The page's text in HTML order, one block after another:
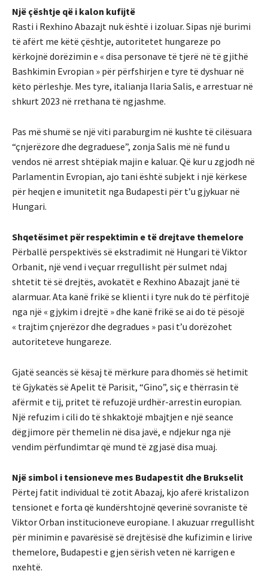
Një çështje që i kalon kufijtë
Rasti i Rexhino Abazajt nuk është i izoluar. Sipas një burimi
të afërt me këtë çështje, autoritetet hungareze po
kërkojnë dorëzimin e « disa personave të tjerë në të gjithë
Bashkimin Evropian » për përfshirjen e tyre të dyshuar në
këto përleshje. Mes tyre, italianja Ilaria Salis, e arrestuar në
shkurt 2023 në rrethana të ngjashme.
Pas më shumë se një viti paraburgim në kushte të cilësuara
“çnjerëzore dhe degraduese”, zonja Salis më në fund u
vendos në arrest shtëpiak majin e kaluar. Që kur u zgjodh në
Parlamentin Evropian, ajo tani është subjekt i një kërkese
për heqjen e imunitetit nga Budapesti për t’u gjykuar në
Hungari.
Shqetësimet për respektimin e të drejtave themelore
Përballë perspektivës së ekstradimit në Hungari të Viktor
Orbanit, një vend i veçuar rregullisht për sulmet ndaj
shtetit të së drejtës, avokatët e Rexhino Abazajt janë të
alarmuar. Ata kanë frikë se klienti i tyre nuk do të përfitojë
nga një « gjykim i drejtë » dhe kanë frikë se ai do të pësojë
« trajtim çnjerëzor dhe degradues » pasi t’u dorëzohet
autoriteteve hungareze.
Gjatë seancës së kësaj të mërkure para dhomës së hetimit
të Gjykatës së Apelit të Parisit, “Gino”, siç e thërrasin të
afërmit e tij, pritet të refuzojë urdhër-arrestin europian.
Një refuzim i cili do të shkaktojë mbajtjen e një seance
dëgjimore për themelin në disa javë, e ndjekur nga një
vendim përfundimtar që mund të zgjasë disa muaj.
Një simbol i tensioneve mes Budapestit dhe Brukselit
Përtej fatit individual të zotit Abazaj, kjo aferë kristalizon
tensionet e forta që kundërshtojnë qeverinë sovraniste të
Viktor Orban institucioneve europiane. I akuzuar rregullisht
për minimin e pavarësisë së drejtësisë dhe kufizimin e lirive
themelore, Budapesti e gjen sërish veten në karrigen e
nxehtë.